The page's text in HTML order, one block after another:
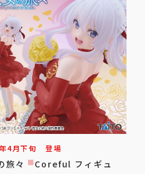
4月下旬 登場
旅々 Coreful フィギュ